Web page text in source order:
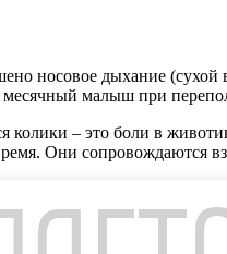
носовое дыхание (сухой
месячный малыш при
– это боли в
Они сопровождаются
или болью,
причину
малыш может просить